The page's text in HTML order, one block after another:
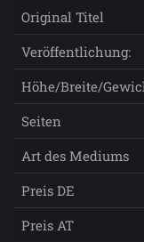
Original Titel
Veröffentlichung:
Höhe/Breite/
Seiten
Art des Mediums
Preis DE
Preis AT